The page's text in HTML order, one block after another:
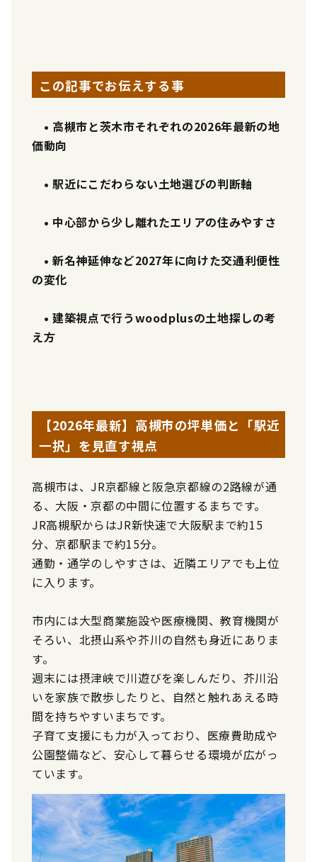
この記事でお伝えする事
• 高槻市と茨木市それぞれの2026年最新の地
価動向
• 駅近にこだわらない土地選びの判断軸
• 中心部から少し離れたエリアの住みやすさ
• 新名神延伸など2027年に向けた交通利便性
の変化
• 建築視点で行うwoodplusの土地探しの考
え方
【2026年最新】高槻市の坪単価と「駅近
一択」を見直す視点
高槻市は、JR京都線と阪急京都線の2路線が通
る、大阪・京都の中間に位置するまちです。
JR高槻駅からはJR新快速で大阪駅まで約15
分、京都駅まで約15分。
通勤・通学のしやすさは、近隣エリアでも上位
に入ります。
市内には大型商業施設や医療機関、教育機関が
そろい、北摂山系や芥川の自然も身近にありま
す。
週末には摂津峡で川遊びを楽しんだり、芥川沿
いを家族で散歩したりと、自然と触れあえる時
間を持ちやすいまちです。
子育て支援にも力が入っており、医療費助成や
公園整備など、安心して暮らせる環境が広がっ
ています。